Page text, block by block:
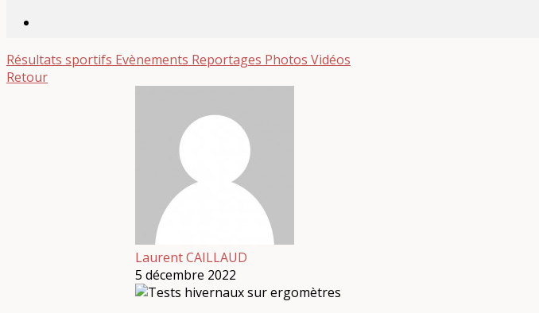
Résultats sportifs Evènements Reportages Photos Vidéos
Retour
Laurent CAILLAUD
5 décembre 2022